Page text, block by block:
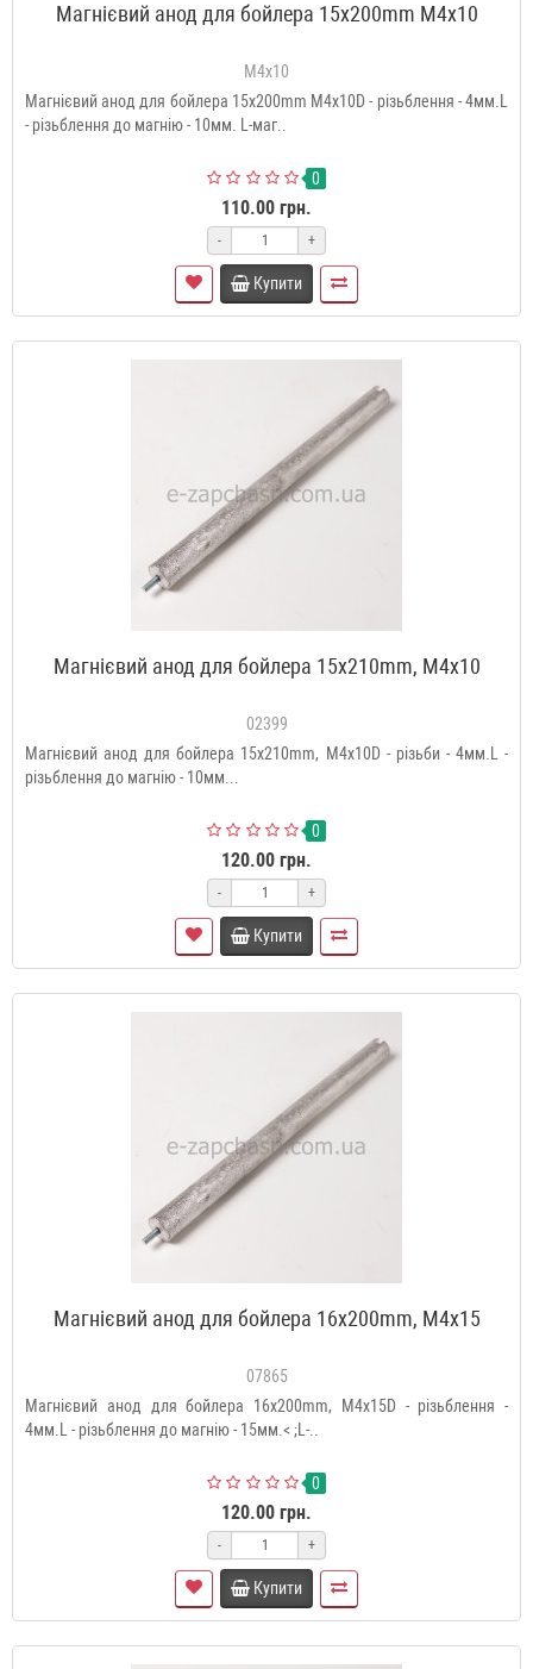
Магнієвий анод для бойлера 15x200mm M4x10
M4x10
Магнієвий анод для бойлера 15x200mm M4x10D - різьблення - 4мм.L
- різьблення до магнію - 10мм. L-маг..
0
110.00 грн.
- +
Купити
Магнієвий анод для бойлера 15x210mm, М4x10
02399
Магнієвий анод для бойлера 15x210mm, М4x10D - різьби - 4мм.L -
різьблення до магнію - 10мм...
0
120.00 грн.
- +
Купити
Магнієвий анод для бойлера 16x200mm, М4x15
07865
Магнієвий анод для бойлера 16x200mm, М4x15D - різьблення -
4мм.L - різьблення до магнію - 15мм.< ;L-..
0
120.00 грн.
- +
Купити